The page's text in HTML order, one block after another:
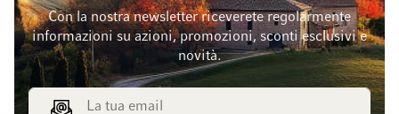
Con la nostra newsletter riceverete regolarmente
informazioni su azioni, promozioni, sconti esclusivi e
novità.
Indirizzo email